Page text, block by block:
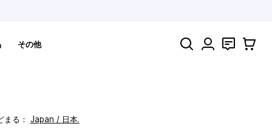
その他 検索 お問い合
カート
る： Japan / 日本.